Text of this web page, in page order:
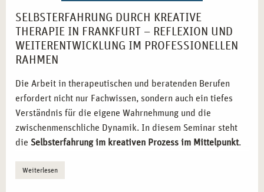
SELBSTERFAHRUNG DURCH KREATIVE
THERAPIE IN FRANKFURT – REFLEXION UND
WEITERENTWICKLUNG IM PROFESSIONELLEN
RAHMEN
Die Arbeit in therapeutischen und beratenden Berufen
erfordert nicht nur Fachwissen, sondern auch ein tiefes
Verständnis für die eigene Wahrnehmung und die
zwischenmenschliche Dynamik. In diesem Seminar steht
die Selbsterfahrung im kreativen Prozess im Mittelpunkt.
Konflikte sichtbar gemacht und reflektiert werden. Die
Weiterlesen